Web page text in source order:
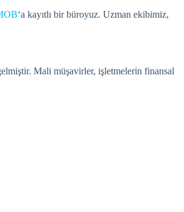
‘a kayıtlı bir büroyuz. Uzman ekibimiz,
Mali müşavirler, işletmelerin finansal